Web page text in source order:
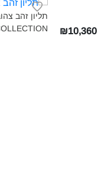
₪10,360
תליון זהב